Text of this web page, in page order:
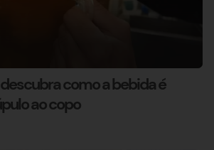
como a bebida é
ao copo